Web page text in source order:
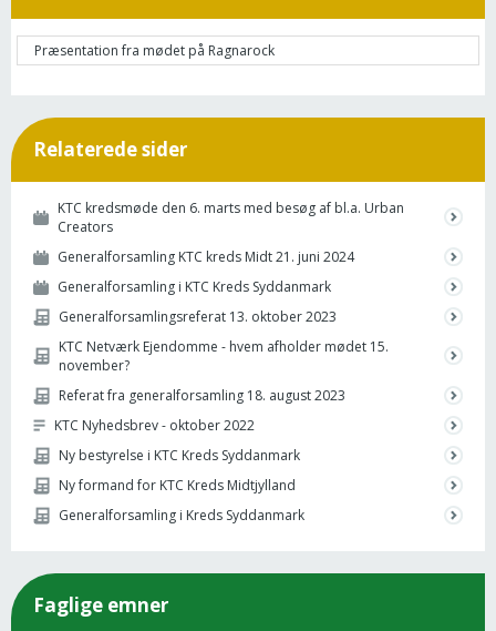
Præsentation fra mødet på Ragnarock
Relaterede sider
KTC kredsmøde den 6. marts med besøg af bl.a. Urban
Creators
Generalforsamling KTC kreds Midt 21. juni 2024
Generalforsamling i KTC Kreds Syddanmark
Generalforsamlingsreferat 13. oktober 2023
KTC Netværk Ejendomme - hvem afholder mødet 15.
november?
Referat fra generalforsamling 18. august 2023
KTC Nyhedsbrev - oktober 2022
Ny bestyrelse i KTC Kreds Syddanmark
Ny formand for KTC Kreds Midtjylland
Generalforsamling i Kreds Syddanmark
Faglige emner